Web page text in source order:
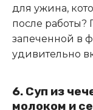
для ужина,
после
запеченной в
удивительно
6. Суп из
молоком и